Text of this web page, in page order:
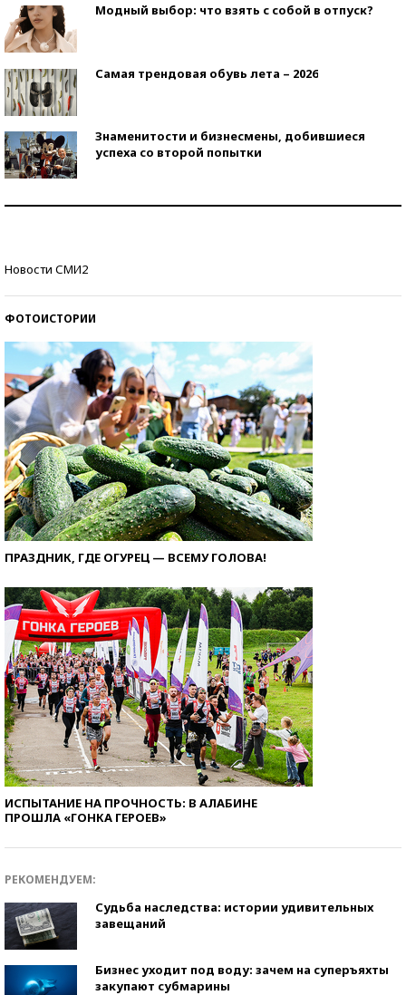
Модный выбор: что взять с собой в отпуск?
Самая трендовая обувь лета – 2026
Знаменитости и бизнесмены, добившиеся
успеха со второй попытки
Новости СМИ2
ФОТОИСТОРИИ
ПРАЗДНИК, ГДЕ ОГУРЕЦ — ВСЕМУ ГОЛОВА!
ИСПЫТАНИЕ НА ПРОЧНОСТЬ: В АЛАБИНЕ
ПРОШЛА «ГОНКА ГЕРОЕВ»
РЕКОМЕНДУЕМ:
Судьба наследства: истории удивительных
завещаний
Бизнес уходит под воду: зачем на суперъяхты
закупают субмарины